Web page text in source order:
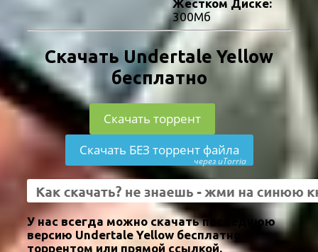
Жестком Диске:
300Мб
Скачать Undertale Yellow
бесплатно
Скачать торрент
Скачать БЕЗ торрент файла
через uTorria
У нас всегда можно скачать последнюю
версию Undertale Yellow бесплатно
торрентом или прямой ссылкой.